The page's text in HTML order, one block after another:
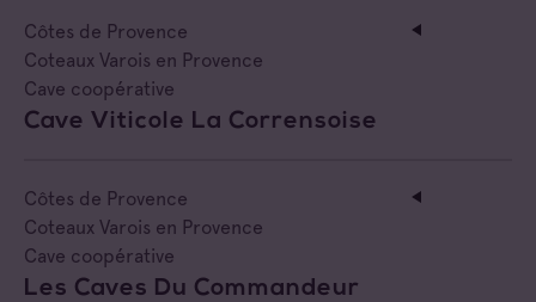
Côtes de Provence Notre Dame des Anges
Côtes de Provence Pierrefeu
Côtes de Provence Sainte Victoire
Cave particulière
Négoce vinificateur
Négociant Etranger
Négociant Extérieur
Côtes de Provence
Coteaux Varois en Provence
Cave coopérative
Cave Viticole La Corrensoise
Côtes de Provence
Coteaux Varois en Provence
Cave coopérative
Les Caves Du Commandeur